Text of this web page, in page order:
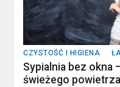
CZYSTOŚĆ I HIGIENA
Sypialnia bez okna
świeżego